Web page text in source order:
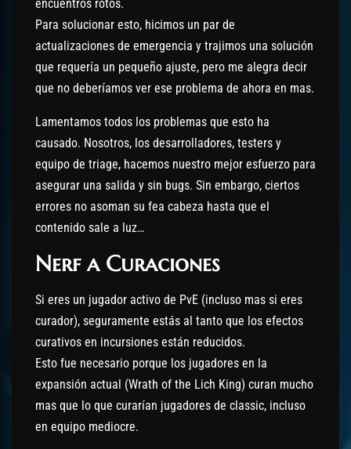
encuentros rotos.
Para solucionar esto, hicimos un par de
actualizaciones de emergencia y trajimos una solución
que requería un pequeño ajuste, pero me alegra decir
que no deberíamos ver ese problema de ahora en mas.
Lamentamos todos los problemas que esto ha
causado. Nosotros, los desarrolladores, testers y
equipo de triage, hacemos nuestro mejor esfuerzo para
asegurar una salida y sin bugs. Sin embargo, ciertos
errores no asoman su fea cabeza hasta que el
contenido sale a luz…
Nerf a Curaciones
Si eres un jugador activo de PvE (incluso mas si eres
curador), seguramente estás al tanto que los efectos
curativos en incursiones están reducidos.
Esto fue necesario porque los jugadores en la
expansión actual (Wrath of the Lich King) curan mucho
mas que lo que curarían jugadores de classic, incluso
en equipo mediocre.